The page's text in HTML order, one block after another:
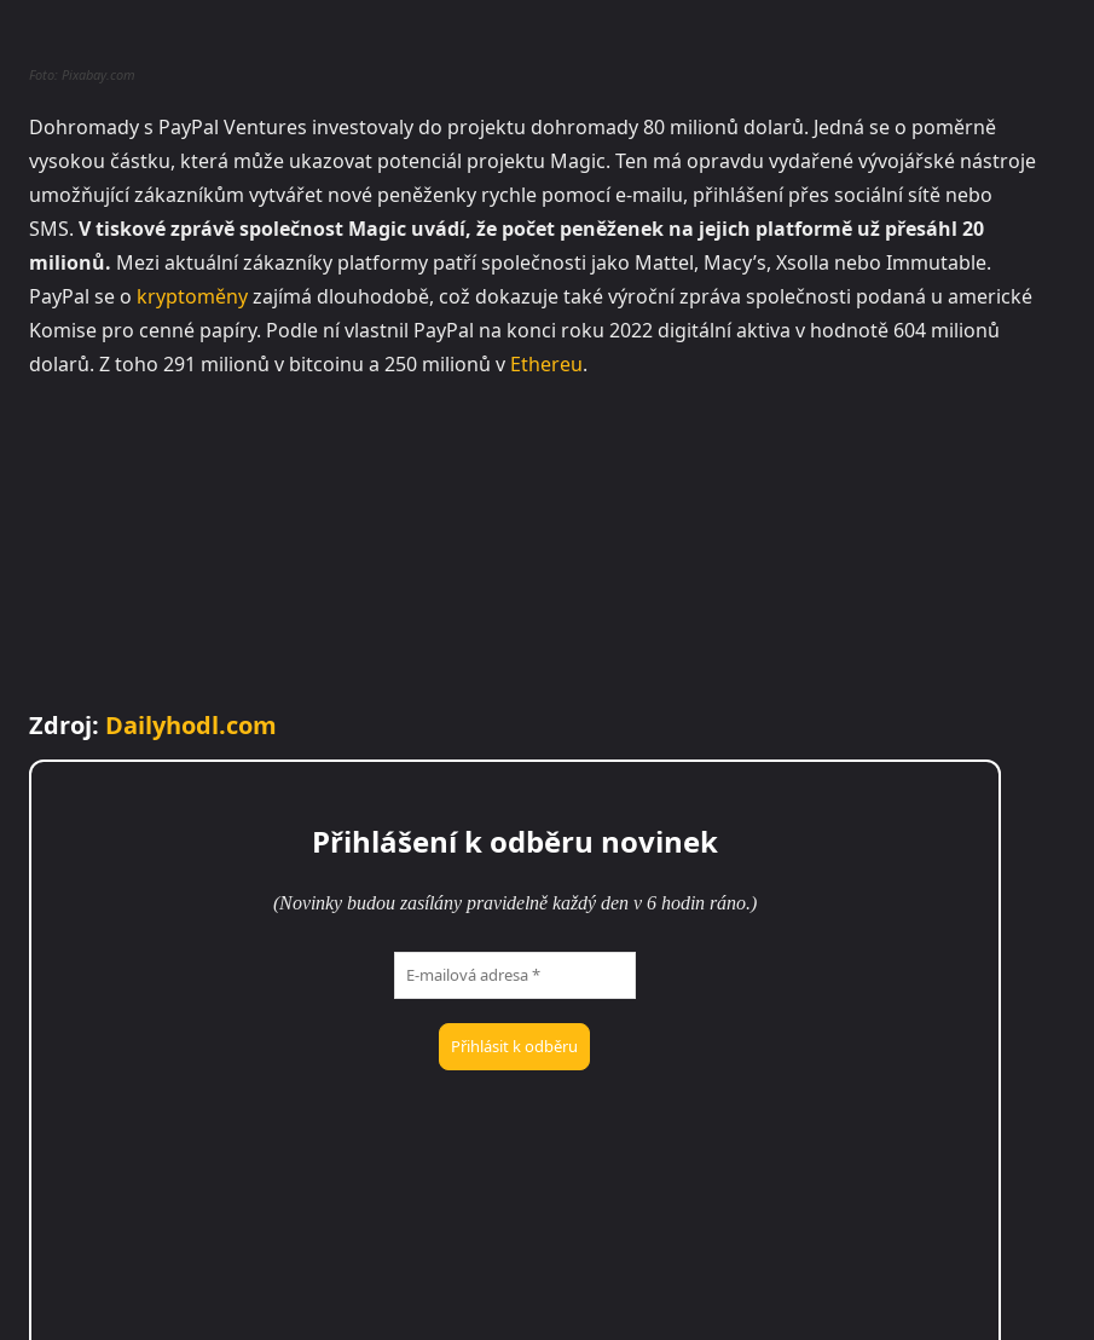
Foto: Pixabay.com
Dohromady s PayPal Ventures investovaly do projektu dohromady 80 milionů dolarů. Jedná se o poměrně
vysokou částku, která může ukazovat potenciál projektu Magic. Ten má opravdu vydařené vývojářské nástroje
umožňující zákazníkům vytvářet nové peněženky rychle pomocí e-mailu, přihlášení přes sociální sítě nebo
SMS. V tiskové zprávě společnost Magic uvádí, že počet peněženek na jejich platformě už přesáhl 20
milionů. Mezi aktuální zákazníky platformy patří společnosti jako Mattel, Macy’s, Xsolla nebo Immutable.
PayPal se o kryptoměnyzajímá dlouhodobě, což dokazuje také výroční zpráva společnosti podaná u americké
Komise pro cenné papíry. Podle ní vlastnil PayPal na konci roku 2022 digitální aktiva v hodnotě 604 milionů
dolarů. Z toho 291 milionů v bitcoinu a 250 milionů v Ethereu.
Zdroj: Dailyhodl.com
Přihlášení k odběru novinek
(Novinky budou zasílány pravidelně každý den v 6 hodin ráno.)